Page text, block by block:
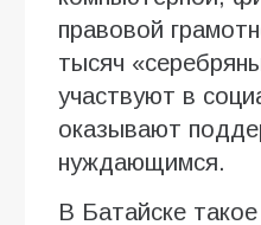
правовой
тысяч
участвуют в
оказывают
нуждающимся.
В Батайске